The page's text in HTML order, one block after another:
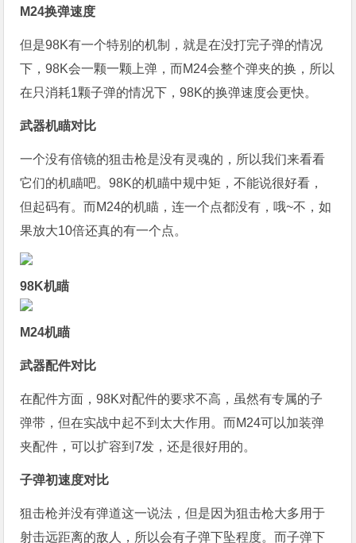
M24换弹速度
但是98K有一个特别的机制，就是在没打完子弹的情况
下，98K会一颗一颗上弹，而M24会整个弹夹的换，所以
在只消耗1颗子弹的情况下，98K的换弹速度会更快。
武器机瞄对比
一个没有倍镜的狙击枪是没有灵魂的，所以我们来看看
它们的机瞄吧。98K的机瞄中规中矩，不能说很好看，
但起码有。而M24的机瞄，连一个点都没有，哦~不，如
果放大10倍还真的有一个点。
98K机瞄
M24机瞄
武器配件对比
在配件方面，98K对配件的要求不高，虽然有专属的子
弹带，但在实战中起不到太大作用。而M24可以加装弹
夹配件，可以扩容到7发，还是很好用的。
子弹初速度对比
狙击枪并没有弹道这一说法，但是因为狙击枪大多用于
射击远距离的敌人，所以会有子弹下坠程度。而子弹下